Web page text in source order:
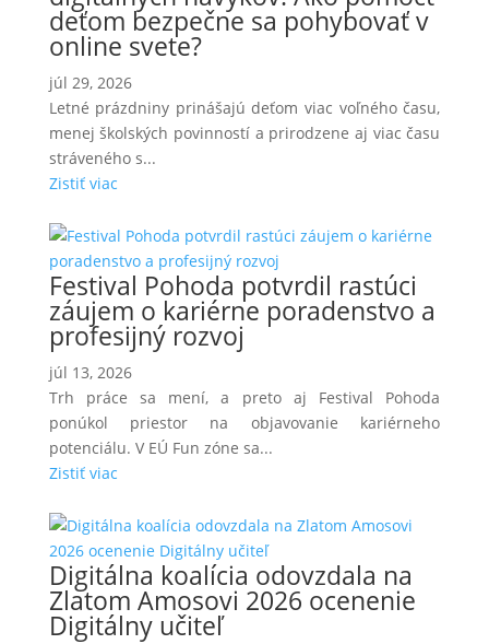
deťom bezpečne sa pohybovať v
online svete?
júl 29, 2026
Letné prázdniny prinášajú deťom viac voľného času,
menej školských povinností a prirodzene aj viac času
stráveného s...
Zistiť viac
Festival Pohoda potvrdil rastúci
záujem o kariérne poradenstvo a
profesijný rozvoj
júl 13, 2026
Trh práce sa mení, a preto aj Festival Pohoda
ponúkol priestor na objavovanie kariérneho
potenciálu. V EÚ Fun zóne sa...
Zistiť viac
Digitálna koalícia odovzdala na
Zlatom Amosovi 2026 ocenenie
Digitálny učiteľ